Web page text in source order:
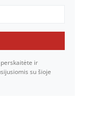
ir
su šioje